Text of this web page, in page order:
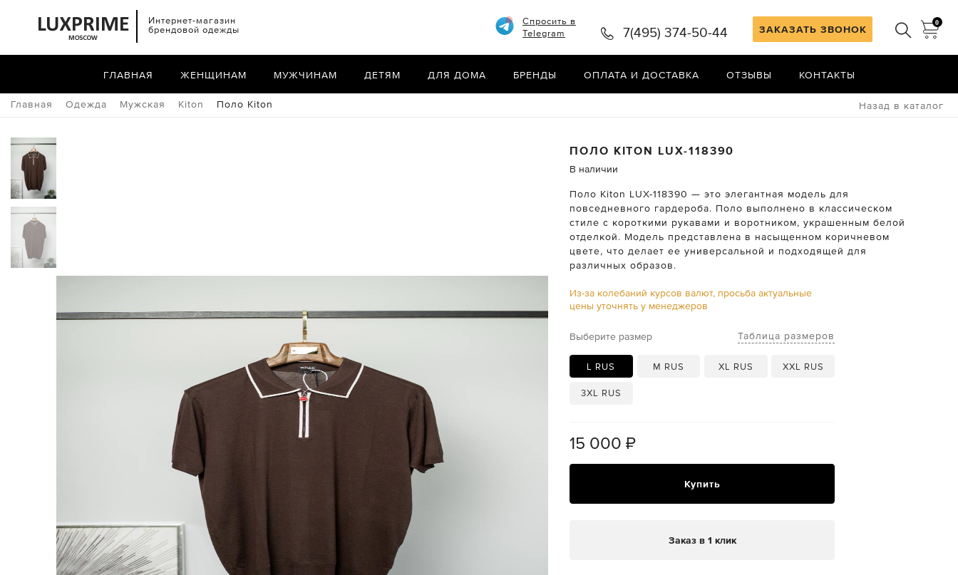
Интернет-магазин
брендовой одежды
ЗАКАЗАТЬ ЗВОНОК
0
Спросить в
Telegram
7(495) 374-50-44
ГЛАВНАЯ ЖЕНЩИНАМ МУЖЧИНАМ ДЕТЯМ ДЛЯ ДОМА БРЕНДЫ ОПЛАТА И ДОСТАВКА ОТЗЫВЫ КОНТАКТЫ
Главная Одежда Мужская Kiton Поло Kiton Назад в каталог
ПОЛО KITON LUX-118390
В наличии
Поло Kiton LUX-118390 — это элегантная модель для
повседневного гардероба. Поло выполнено в классическом
стиле с короткими рукавами и воротником, украшенным белой
отделкой. Модель представлена в насыщенном коричневом
цвете, что делает ее универсальной и подходящей для
различных образов.
Из-за колебаний курсов валют, просьба актуальные
цены уточнять у менеджеров
Выберите размер Таблица размеров
L RUS M RUS XL RUS XXL RUS
3XL RUS
15 000 ₽
Купить
Заказ в 1 клик